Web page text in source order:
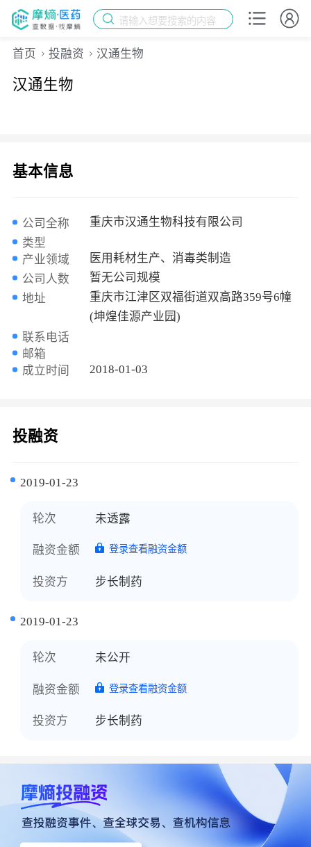
请输入想要搜索的内容
首页 投融资 汉通生物
汉通生物
基本信息
公司全称
重庆市汉通生物科技有限公司
类型
产业领域
医用耗材生产、消毒类制造
公司人数
暂无公司规模
地址
重庆市江津区双福街道双高路359号6幢
(坤煌佳源产业园)
联系电话
邮箱
成立时间
2018-01-03
投融资
2019-01-23
轮次 未透露
融资金额 登录查看融资金额
投资方 步长制药
2019-01-23
轮次 未公开
融资金额 登录查看融资金额
投资方 步长制药